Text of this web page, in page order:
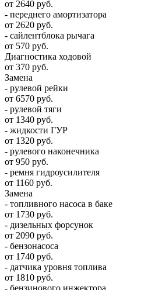
от 2640 руб.
- переднего амортизатора
от 2620 руб.
- сайлентблока рычага
от 570 руб.
Диагностика ходовой
от 370 руб.
Замена
- рулевой рейки
от 6570 руб.
- рулевой тяги
от 1340 руб.
- жидкости ГУР
от 1320 руб.
- рулевого наконечника
от 950 руб.
- ремня гидроусилителя
от 1160 руб.
Замена
- топливного насоса в баке
от 1730 руб.
- дизельных форсунок
от 2090 руб.
- бензонасоса
от 1740 руб.
- датчика уровня топлива
от 1810 руб.
- бензинового инжектора